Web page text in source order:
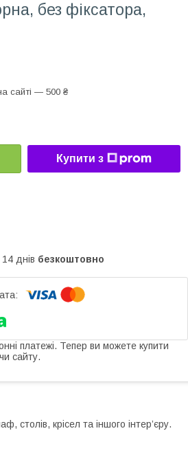
без фіксатора,
сайті — 500 ₴
Купити з
днів безкоштовно
платежі. Тепер ви можете купити
сайту.
столів, крісел та іншого інтер’єру.